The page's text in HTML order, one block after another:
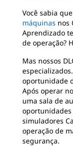
Você sabia
máquinas nos
Aprendizado
de operação?
Mas nossos
oportunidade
Após operar
uma sala de
simuladores
operação de
segurança.